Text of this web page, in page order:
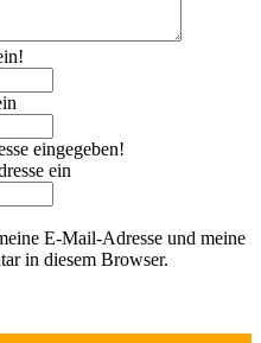
eingegeben!
ein
E-Mail-Adresse und meine
in diesem Browser.